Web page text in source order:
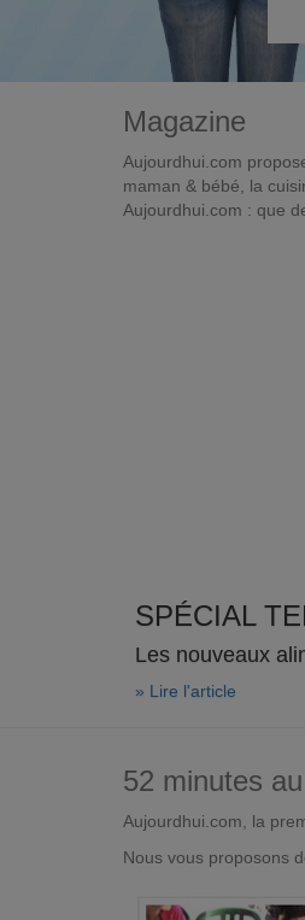
Magazine
Aujourdhui.com
maman & bébé, la
Aujourdhui.com : que
SPÉCIAL
Les nouveaux
» Lire l'article
52 minutes
Aujourdhui.com, la
Nous vous proposons